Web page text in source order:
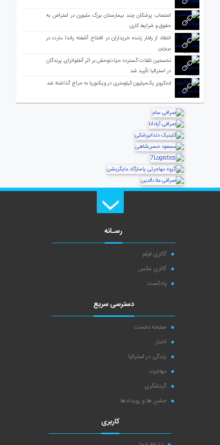
اعتصاب پزشکان چند بیمارستان بزرگ ملبورن در اعتراض به
حقوق و شرایط کاری
انتقاد از رفتار زننده خریداران در افتتاح آشفته پاندا مارت در
بریزبن
نخستین تلفات گسترده حیات‌وحش بر اثر آنفلوانزای پرندگان
در استرالیا تأیید شد
لندکروزر یک‌میلیون کیلومتری در ویکتوریا به حراج گذاشته شد
رسـانه
گالری فیلم
گالری عکس
پادکست
دسترسی سریع
صفحه نخست
اخبار
زندگی در استرالیا
مهاجرت
گردشگری
جشن ها و رویدادها
کاربری